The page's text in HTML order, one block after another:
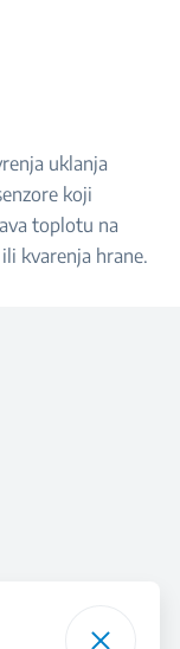
uklanja
koji
toplotu na
kvarenja hrane.